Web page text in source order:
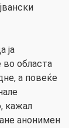
ја
во областа
а повеќе
кажал
анонимен